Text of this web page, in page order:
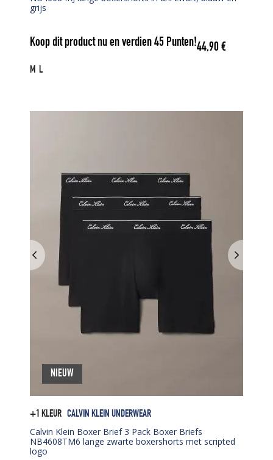
grijs
Koop dit product nu en verdien45 Punten!44,90€
M L
+1 KLEUR CALVIN KLEIN UNDERWEAR
Calvin Klein Boxer Brief 3 Pack Boxer Briefs
NB4608TM6 lange zwarte boxershorts met scripted
logo
NIEUW